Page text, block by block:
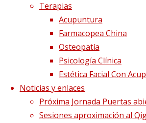
Terapias
Acupuntura
Farmacopea China
Osteopatía
Psicología Clínica
Estética Facial Con
Noticias y enlaces
Próxima Jornada Puertas
Sesiones aproximación al